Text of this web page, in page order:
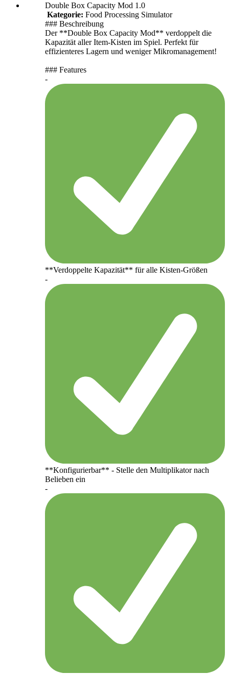
Double Box Capacity Mod 1.0
Kategorie: Food Processing Simulator
### Beschreibung
Der **Double Box Capacity Mod** verdoppelt die
Kapazität aller Item-Kisten im Spiel. Perfekt für
effizienteres Lagern und weniger Mikromanagement!
### Features
-
**Verdoppelte Kapazität** für alle Kisten-Größen
-
**Konfigurierbar** - Stelle den Multiplikator nach
Belieben ein
-